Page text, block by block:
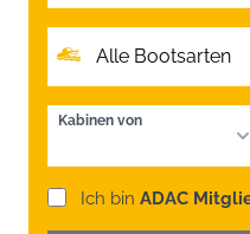
Alle Bootsarten
Kabinen von
Ich bin ADAC